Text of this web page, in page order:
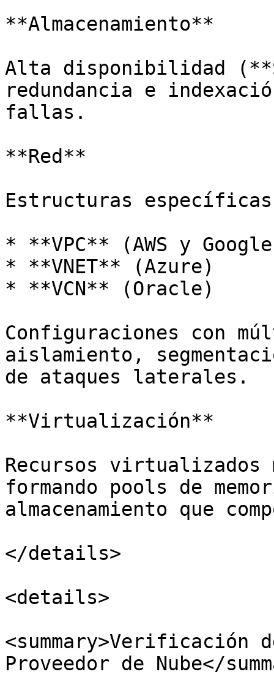
**Almacenamiento**
Alta disponibilidad
redundancia e
fallas.
**Red**
Estructuras
* **VPC** (AWS y
* **VNET** (Azure)
* **VCN** (Oracle)
Configuraciones con
aislamiento,
de ataques laterales.
**Virtualización**
Recursos virtualizados
formando pools de
almacenamiento que
</details>
<details>
<summary>Verificación
Proveedor de Nube</